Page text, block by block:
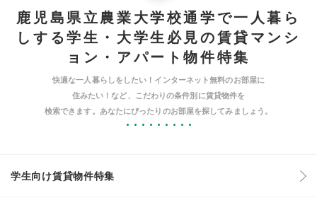
鹿児島県立農業大学校通学で一人暮ら
しする学生・大学生必見の賃貸マンシ
ョン・アパート物件特集
快適な一人暮らしをしたい！インターネット無料のお部屋に
住みたい！など、こだわりの条件別に賃貸物件を
検索できます。あなたにぴったりのお部屋を探してみましょう。
学生向け賃貸物件特集